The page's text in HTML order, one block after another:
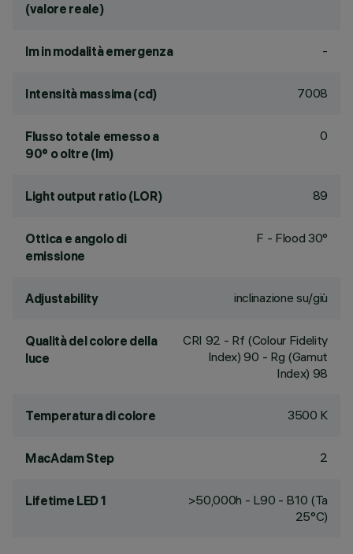
(valore reale)
lm in modalità emergenza -
Intensità massima (cd) 7008
Flusso totale emesso a
90° o oltre (lm)
0
Light output ratio (LOR) 89
Ottica e angolo di
emissione
F - Flood 30°
Adjustability inclinazione su/giù
Qualità del colore della
luce
CRI 92 - Rf (Colour Fidelity
Index) 90 - Rg (Gamut
Index) 98
Temperatura di colore 3500 K
MacAdam Step 2
Lifetime LED 1
>50,000h - L90 - B10 (Ta
25°C)